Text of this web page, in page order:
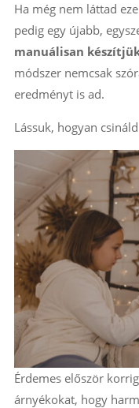
Ha még nem láttad
pedig egy újabb,
manuálisan
módszer nemcsak
eredményt is ad.
Lássuk, hogyan
Érdemes először
árnyékokat, hogy